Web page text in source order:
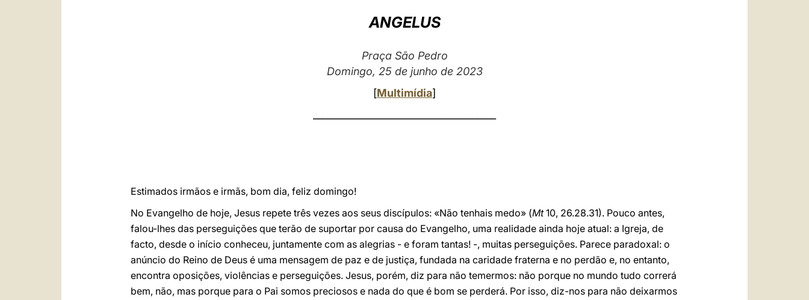
ANGELUS
Praça São Pedro
Domingo, 25 de junho de 2023
[Multimídia]
Estimados irmãos e irmãs, bom dia, feliz domingo!
No Evangelho de hoje, Jesus repete três vezes aos seus discípulos: «Não tenhais medo» (Mt10, 26.28.31). Pouco antes,
falou-lhes das perseguições que terão de suportar por causa do Evangelho, uma realidade ainda hoje atual: a Igreja, de
facto, desde o início conheceu, juntamente com as alegrias - e foram tantas! -, muitas perseguições. Parece paradoxal: o
anúncio do Reino de Deus é uma mensagem de paz e de justiça, fundada na caridade fraterna e no perdão e, no entanto,
encontra oposições, violências e perseguições. Jesus, porém, diz para não temermos: não porque no mundo tudo correrá
bem, não, mas porque para o Pai somos preciosos e nada do que é bom se perderá. Por isso, diz-nos para não deixarmos